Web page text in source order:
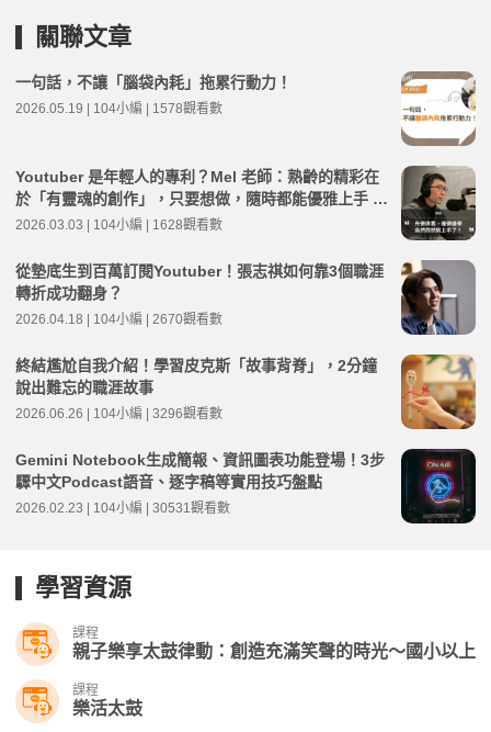
關聯文章
一句話，不讓「腦袋內耗」拖累行動力！
2026.05.19 | 104小編 | 1578觀看數
Youtuber 是年輕人的專利？Mel 老師：熟齡的精彩在
於「有靈魂的創作」，只要想做，隨時都能優雅上手 ft.
104高年級老師 Mel | 高年級不打烊 x 用 AI 點亮第二人
2026.03.03 | 104小編 | 1628觀看數
從墊底生到百萬訂閱Youtuber！張志祺如何靠3個職涯
轉折成功翻身？
2026.04.18 | 104小編 | 2670觀看數
終結尷尬自我介紹！學習皮克斯「故事背脊」，2分鐘
說出難忘的職涯故事
2026.06.26 | 104小編 | 3296觀看數
Gemini Notebook生成簡報、資訊圖表功能登場！3步
驟中文Podcast語音、逐字稿等實用技巧盤點
2026.02.23 | 104小編 | 30531觀看數
學習資源
課程
親子樂享太鼓律動：創造充滿笑聲的時光～國小以上
課程
樂活太鼓